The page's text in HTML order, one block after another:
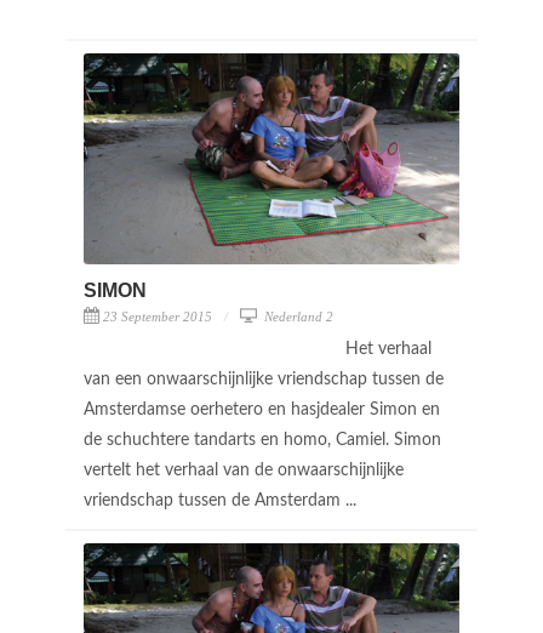
SIMON
23 September 2015 Nederland 2
Het verhaal
van een onwaarschijnlijke vriendschap tussen de
Amsterdamse oerhetero en hasjdealer Simon en
de schuchtere tandarts en homo, Camiel. Simon
vertelt het verhaal van de onwaarschijnlijke
vriendschap tussen de Amsterdam ...